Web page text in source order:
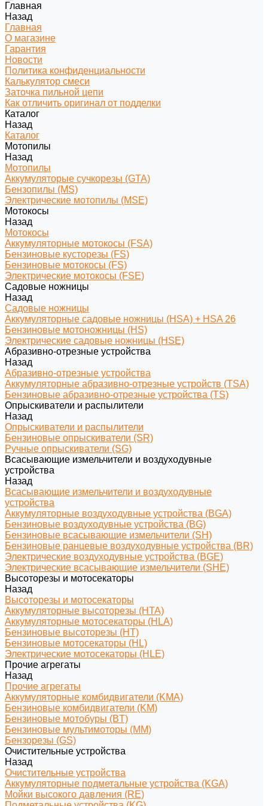
Главная
Назад
Главная
О магазине
Гарантия
Новости
Политика конфиденциальности
Калькулятор смеси
Заточка пильной цепи
Как отличить оригинал от подделки
Каталог
Назад
Каталог
Мотопилы
Назад
Мотопилы
Аккумуляторые сучкорезы (GTA)
Бензопилы (MS)
Электрические мотопилы (MSE)
Мотокосы
Назад
Мотокосы
Аккумуляторные мотокосы (FSA)
Бензиновые кусторезы (FS)
Бензиновые мотокосы (FS)
Электрические мотокосы (FSE)
Садовые ножницы
Назад
Садовые ножницы
Аккумуляторные садовые ножницы (HSA) + HSA 26
Бензиновые мотоножницы (HS)
Электрические садовые ножницы (HSE)
Абразивно-отрезные устройства
Назад
Абразивно-отрезные устройства
Аккумуляторные абразивно-отрезные устройств (TSA)
Бензиновые абразивно-отрезные устройства (TS)
Опрыскиватели и распылители
Назад
Опрыскиватели и распылители
Бензиновые опрыскиватели (SR)
Ручные опрыскиватели (SG)
Всасывающие измельчители и воздуходувные
устройства
Назад
Всасывающие измельчители и воздуходувные
устройства
Аккумуляторные воздуходувные устройства (BGA)
Бензиновые воздуходувные устройства (BG)
Бензиновые всасывающие измельчители (SH)
Бензиновые ранцевые воздуходувные устройства (BR)
Электрические воздуходувные устройства (BGE)
Электрические всасывающие измельчители (SHE)
Высоторезы и мотосекаторы
Назад
Высоторезы и мотосекаторы
Аккумуляторные высоторезы (HTA)
Аккумуляторные мотосекаторы (HLA)
Бензиновые высоторезы (HT)
Бензиновые мотосекаторы (HL)
Электрические мотосекаторы (HLE)
Прочие агрегаты
Назад
Прочие агрегаты
Аккумуляторные комбидвигатели (KMA)
Бензиновые комбидвигатели (KM)
Бензиновые мотобуры (BT)
Бензиновые мультимоторы (MM)
Бензорезы (GS)
Очистительные устройства
Назад
Очистительные устройства
Аккумуляторные подметальные устройства (KGA)
Мойки высокого давления (RE)